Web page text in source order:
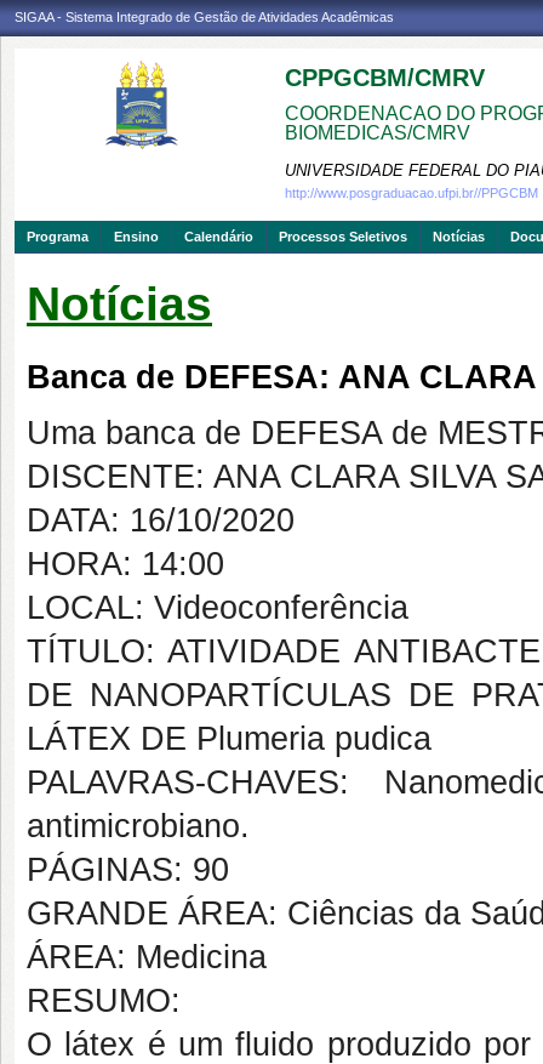
SIGAA - Sistema Integrado de Gestão de Atividades Acadêmicas
CPPGCBM/CMRV
COORDENACAO DO
BIOMEDICAS/CMRV
UNIVERSIDADE FEDERAL DO
http://www.posgraduacao.ufpi.br//PPGCBM
Programa Ensino Calendário Processos Seletivos Notícias
Notícias
Banca de DEFESA: ANA
Uma banca de DEFESA de
DISCENTE: ANA CLARA SILVA
DATA: 16/10/2020
HORA: 14:00
LOCAL: Videoconferência
TÍTULO: ATIVIDADE
DE NANOPARTÍCULAS DE
LÁTEX DE Plumeria pudica
PALAVRAS-CHAVES:
antimicrobiano.
PÁGINAS: 90
GRANDE ÁREA: Ciências da
ÁREA: Medicina
RESUMO:
O látex é um fluido produzido